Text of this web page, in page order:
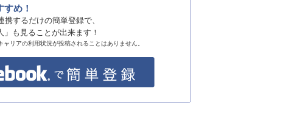
め！
するだけの簡単登録で、
」も見ることが出来ます！
リアの利用状況が投稿されることはありません。